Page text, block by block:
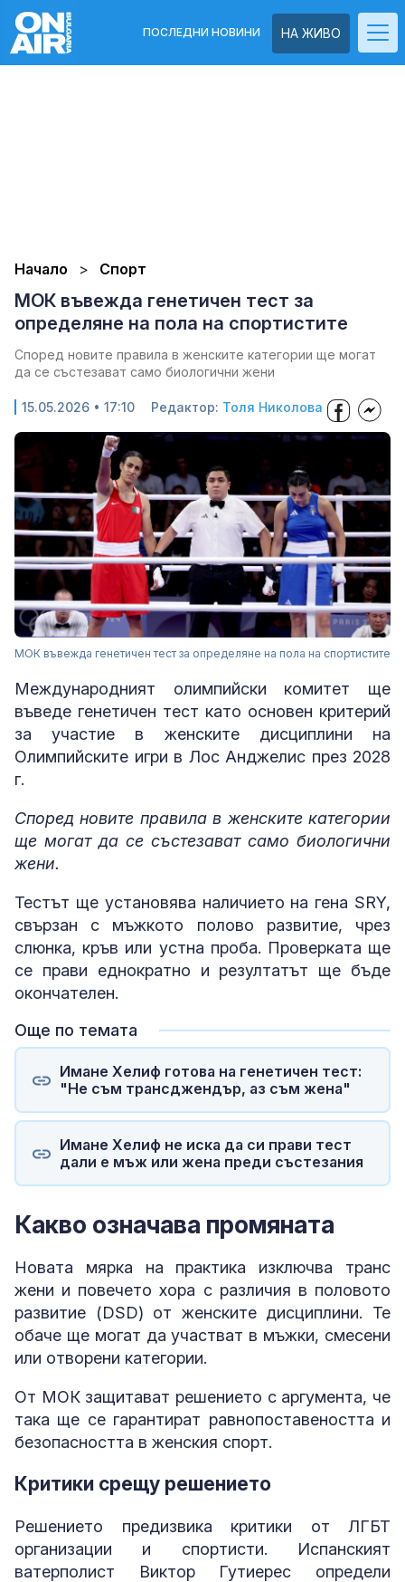
НА ЖИВО
ПОСЛЕДНИ НОВИНИ
Начало Спорт
МОК въвежда генетичен тест за
определяне на пола на спортистите
Според новите правила в женските категории ще могат
да се състезават само биологични жени
15.05.2026 • 17:10 Редактор: Толя Николова
МОК въвежда генетичен тест за определяне на пола на спортистите
Международният олимпийски комитет ще
въведе генетичен тест като основен критерий
за участие в женските дисциплини на
Олимпийските игри в Лос Анджелис през 2028
г.
Според новите правила в женските категории
ще могат да се състезават само биологични
жени.
Тестът ще установява наличието на гена SRY,
свързан с мъжкото полово развитие, чрез
слюнка, кръв или устна проба. Проверката ще
се прави еднократно и резултатът ще бъде
окончателен.
Още по темата
Имане Хелиф готова на генетичен тест:
"Не съм трансджендър, аз съм жена"
Имане Хелиф не иска да си прави тест
дали е мъж или жена преди състезания
Какво означава промяната
Новата мярка на практика изключва транс
жени и повечето хора с различия в половото
развитие (DSD) от женските дисциплини. Те
обаче ще могат да участват в мъжки, смесени
или отворени категории.
От МОК защитават решението с аргумента, че
така ще се гарантират равнопоставеността и
безопасността в женския спорт.
Критики срещу решението
Решението предизвика критики от ЛГБТ
организации и спортисти. Испанският
ватерполист Виктор Гутиерес определи